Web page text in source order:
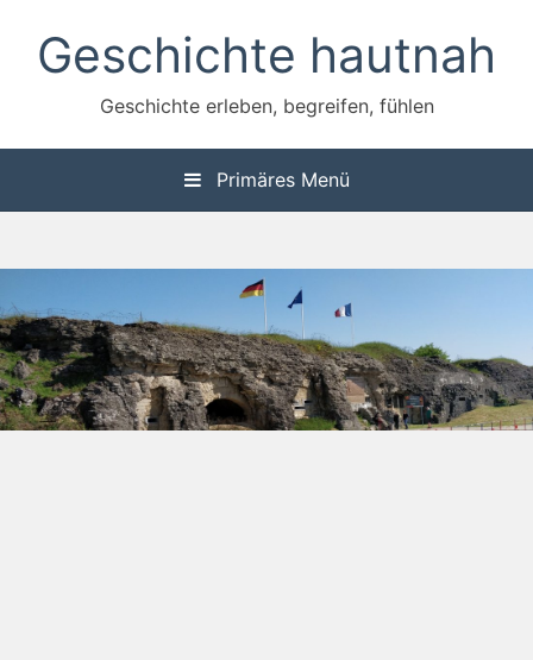
Inhalt
springenGeschichte hautnah
Geschichte erleben, begreifen, fühlen
Primäres Menü